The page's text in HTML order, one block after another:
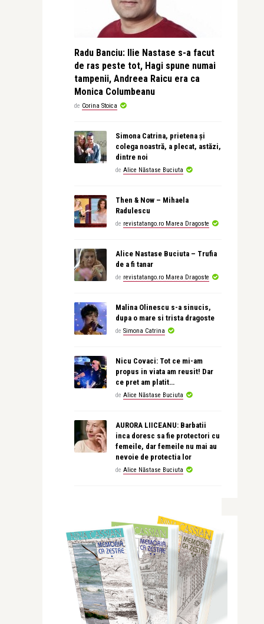
Radu Banciu: Ilie Nastase s-a facut
de ras peste tot, Hagi spune numai
tampenii, Andreea Raicu era ca
Monica Columbeanu
de Corina Stoica
Simona Catrina, prietena și
colega noastră, a plecat, astăzi,
dintre noi
de Alice Năstase Buciuta
Then & Now – Mihaela
Radulescu
de revistatango.ro Marea Dragoste
Alice Nastase Buciuta – Trufia
de a fi tanar
de revistatango.ro Marea Dragoste
Malina Olinescu s-a sinucis,
dupa o mare si trista dragoste
de Simona Catrina
Nicu Covaci: Tot ce mi-am
propus in viata am reusit! Dar
ce pret am platit…
de Alice Năstase Buciuta
AURORA LIICEANU: Barbatii
inca doresc sa fie protectori cu
femeile, dar femeile nu mai au
nevoie de protectia lor
de Alice Năstase Buciuta